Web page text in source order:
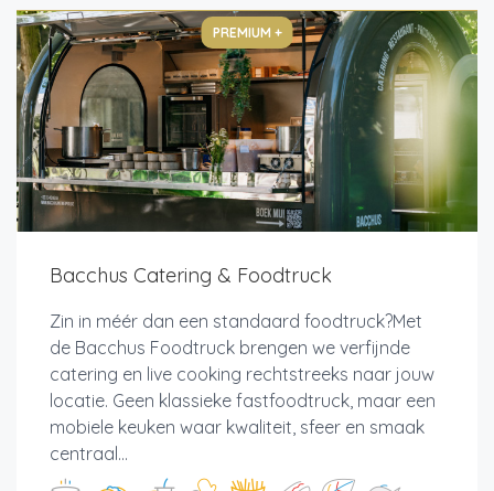
PREMIUM +
Bacchus Catering & Foodtruck
Zin in méér dan een standaard foodtruck?Met
de Bacchus Foodtruck brengen we verfijnde
catering en live cooking rechtstreeks naar jouw
locatie. Geen klassieke fastfoodtruck, maar een
mobiele keuken waar kwaliteit, sfeer en smaak
centraal...